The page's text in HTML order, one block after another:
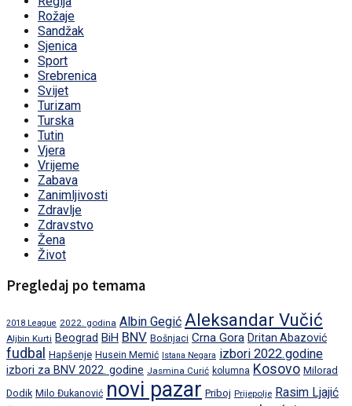
Rožaje
Sandžak
Sjenica
Sport
Srebrenica
Svijet
Turizam
Turska
Tutin
Vjera
Vrijeme
Zabava
Zanimljivosti
Zdravlje
Zdravstvo
Žena
Život
Pregledaj po temama
2018 League 2022. godina Albin Gegić Aleksandar Vučić
Aljbin Kurti Beograd BiH BNV Bošnjaci Crna Gora Dritan Abazović
fudbal Hapšenje Husein Memić Istana Negara izbori 2022.godine
izbori za BNV 2022. godine Jasmina Curić kolumna Kosovo Milorad
Dodik Milo Đukanović novi pazar Priboj Prijepolje Rasim Ljajić